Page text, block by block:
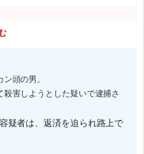
頭の男。
害しようとした疑いで逮捕さ
疑者は、返済を迫られ路上で